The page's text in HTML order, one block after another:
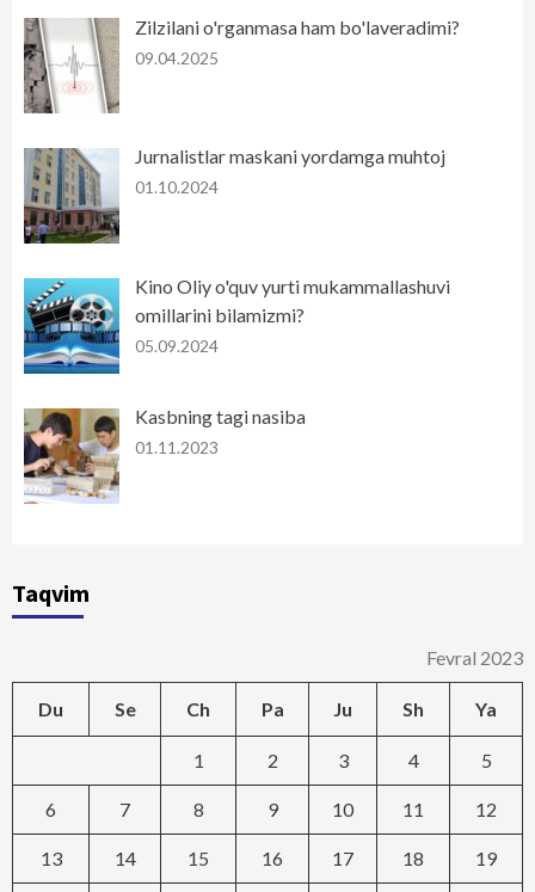
Zilzilani o'rganmasa ham bo'laveradimi?
09.04.2025
Jurnalistlar maskani yordamga muhtoj
01.10.2024
Kino Oliy o'quv yurti mukammallashuvi
omillarini bilamizmi?
05.09.2024
Kasbning tagi nasiba
01.11.2023
Taqvim
Fevral 2023
Du Se Ch Pa Ju Sh Ya
1 2 3 4 5
6 7 8 9 10 11 12
13 14 15 16 17 18 19